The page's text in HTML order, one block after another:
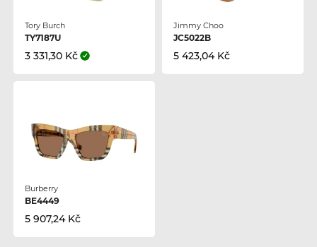
Tory Burch
TY7187U
3 331,30 Kč
Jimmy Choo
JC5022B
5 423,04 Kč
Burberry
BE4449
5 907,24 Kč